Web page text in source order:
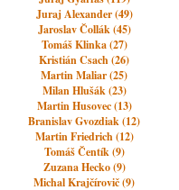
Juraj Alexander (49)
Jaroslav Čollák (45)
Tomáš Klinka (27)
Kristián Csach (26)
Martin Maliar (25)
Milan Hlušák (23)
Martin Husovec (13)
Branislav Gvozdiak (12)
Martin Friedrich (12)
Tomáš Čentík (9)
Zuzana Hecko (9)
Michal Krajčírovič (9)